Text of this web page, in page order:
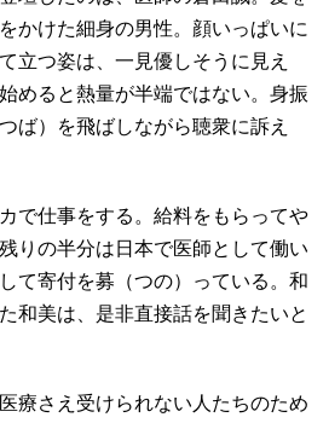
かけた細身の男性。顔いっぱいに
立つ姿は、一見優しそうに見え
めると熱量が半端ではない。身振
ば）を飛ばしながら聴衆に訴え
で仕事をする。給料をもらってや
りの半分は日本で医師として働い
て寄付を募（つの）っている。和
和美は、是非直接話を聞きたいと
療さえ受けられない人たちのため